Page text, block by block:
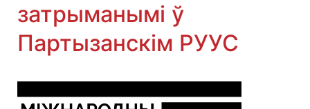
затрыманымі ў
Партызанскім РУУС